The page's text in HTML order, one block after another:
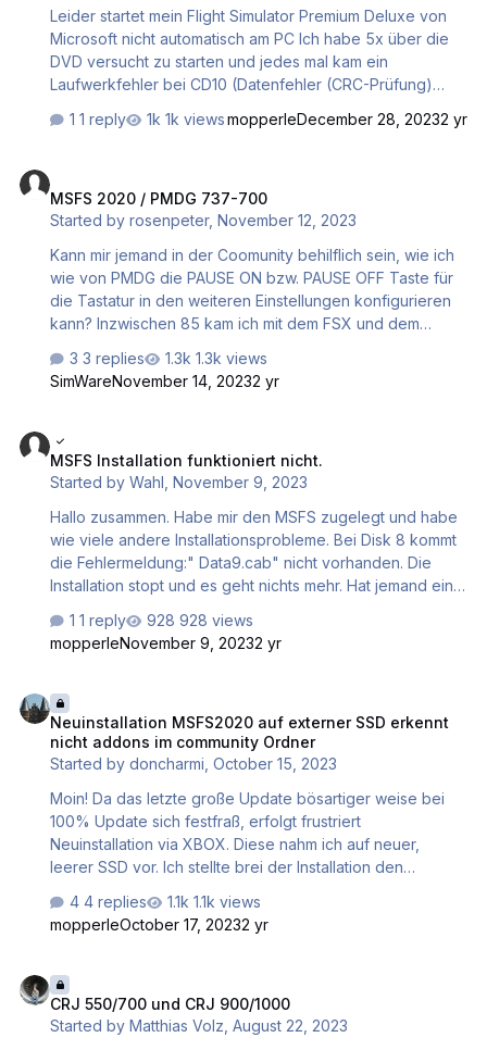
weitere 139GB heruntergeladen werden. Ohne den DVD
Content werden 159GB heruntergeladen. Gibt es einen
Fi…
Leider startet mein Flight Simulator Premium Deluxe von
Microsoft nicht automatisch am PC Ich habe 5x über die
DVD versucht zu starten und jedes mal kam ein
Laufwerkfehler bei CD10 (Datenfehler (CRC-Prüfung)
kopiert und es nochmals versucht und es wurde ohne
hinzufügen/löschen, sehe ich den installierten Flight
Simulator) Auf dem Microsoft Store Konto, sehe ich den
Wie kann ich das Programm jetzt starten? Ps.: der zusä…
1 reply 1k viewsmopperleDecember 28, 20232 yr
MSFS 2020 / PMDG 737-700
Started byrosenpeter,November 12, 2023
Kann mir jemand in der Coomunity behilflich sein, wie ich
wie von PMDG die PAUSE ON bzw. PAUSE OFF Taste für
die Tastatur in den weiteren Einstellungen konfigurieren
kann? Inzwischen 85 kam ich mit dem FSX und dem
mal vorab. Gruß rosenpeter38
3 replies
1.3k views
SimWareNovember 14, 20232 yr
MSFS Installation funktioniert nicht.
Started byWahl ,November 9, 2023
Hallo zusammen. Habe mir den MSFS zugelegt und habe
wie viele andere Installationsprobleme. Bei Disk 8 kommt
die Fehlermeldung:" Data9.cab" nicht vorhanden. Die
Installation stopt und es geht nichts mehr. Hat jemand eine
1 reply
928 views
mopperleNovember 9, 20232 yr
Neuinstallation MSFS2020 auf externer SSD erkennt
nicht addons im community Ordner
Started bydoncharmi ,October 15, 2023
Moin! Da das letzte große Update bösartiger weise bei
100% Update sich festfraß, erfolgt frustriert
Neuinstallation via XBOX. Diese nahm ich auf neuer,
leerer SSD vor. Ich stellte brei der Installation den
XBOXGames enthält somit die 3 Unterordner
COMMUNITY, MICROSOFT FLIGHT SIMULATUR und
"entzippte" Ordner der neuen addons, wie z.B. Orte und
sceneries. PC runter- und hochgefahren! Die addons
werden jedoch NICHT ERKANNT... 😞 Ich erbitte Eure
4 replies
1.1k views
mopperleOctober 17, 20232 yr
CRJ 550/700 und CRJ 900/1000
Started byMatthias Volz ,August 22, 2023